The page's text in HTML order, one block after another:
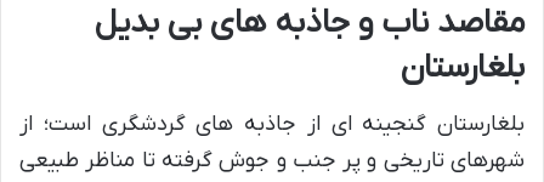
مقاصد ناب و جاذبه های بی بدیل
بلغارستان
بلغارستان گنجینه ای از جاذبه های گردشگری است؛ از
شهرهای تاریخی و پر جنب و جوش گرفته تا مناظر طبیعی